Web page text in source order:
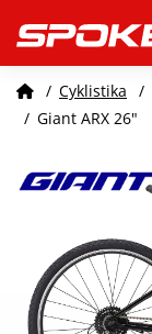
/ Cyklistika /
/ Giant ARX 26"